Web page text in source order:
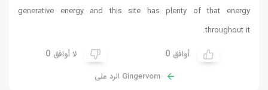
generative energy and this site has plenty of that energy
throughout it.
أوافق 0 لا أوافق 0
Gingervom الرد على